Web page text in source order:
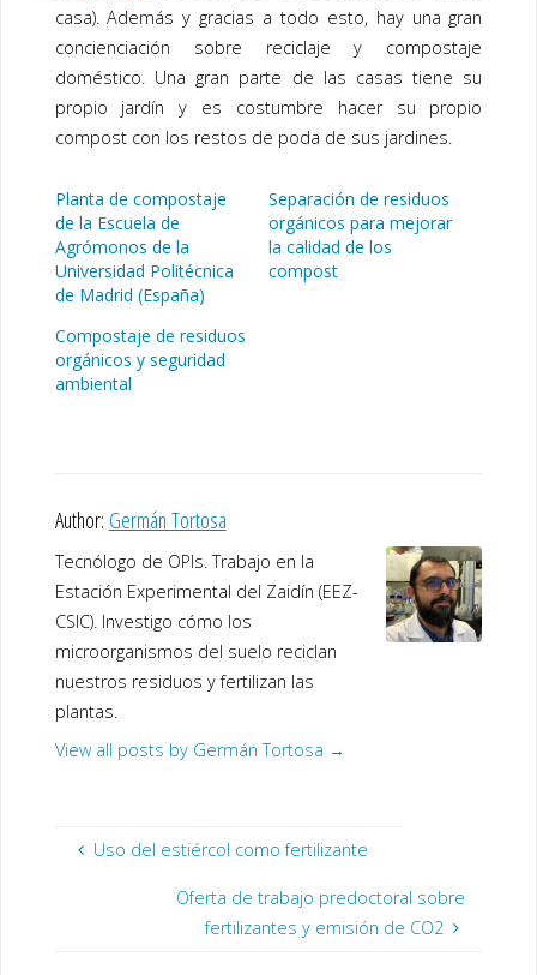
casa). Además y gracias a todo esto, hay una gran
concienciación sobre reciclaje y compostaje
doméstico. Una gran parte de las casas tiene su
propio jardín y es costumbre hacer su propio
compost con los restos de poda de sus jardines.
Planta de compostaje
de la Escuela de
Agrómonos de la
Universidad Politécnica
de Madrid (España)
Separación de residuos
orgánicos para mejorar
la calidad de los
compost
Compostaje de residuos
orgánicos y seguridad
ambiental
Author: Germán Tortosa
Tecnólogo de OPIs. Trabajo en la
Estación Experimental del Zaidín (EEZ-
CSIC). Investigo cómo los
microorganismos del suelo reciclan
nuestros residuos y fertilizan las
plantas.
View all posts by Germán Tortosa →
Uso del estiércol como fertilizante
Oferta de trabajo predoctoral sobre
fertilizantes y emisión de CO2